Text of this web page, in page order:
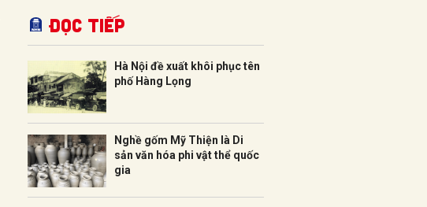
Đọc tiếp
Hà Nội đề xuất khôi phục tên
phố Hàng Lọng
Nghề gốm Mỹ Thiện là Di
sản văn hóa phi vật thể quốc
gia